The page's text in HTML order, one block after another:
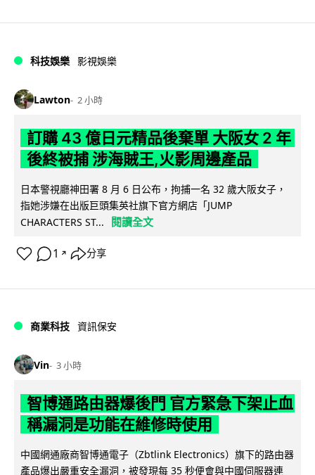
科技娛樂 影視娛樂
Lawton 2 小時
訂購 43 億日元精品後棄單 大阪女 2 年
後終被捕 涉海賊王,火影周邊產品
日本警視廳神田署 8 月 6 日公布，拘捕一名 32 歲大阪女子，
指她涉嫌在出版巨頭集英社旗下官方網店「JUMP
CHARACTERS ST...
閱讀全文
1 ↗ 分享
商業科技 資訊保安
Vin 3 小時
智博通路由器爆後門 官方緊急下架止血
稱漏洞是功能在維修時使用
中國網通廠商智博通電子（Zbtlink Electronics）旗下的路由器
產品爆出嚴重安全漏洞，被發現每 35 秒便會與中國伺服器連